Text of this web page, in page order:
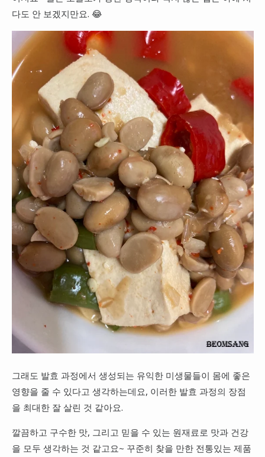
다도 안 보겠지만요. 😂
그래도 발효 과정에서 생성되는 유익한 미생물들이 몸에 좋은
영향을 줄 수 있다고 생각하는데요, 이러한 발효 과정의 장점
을 최대한 잘 살린 것 같아요.
깔끔하고 구수한 맛, 그리고 믿을 수 있는 원재료로 맛과 건강
을 모두 생각하는 것 같고요~ 꾸준히 찾을 만한 전통있는 제품